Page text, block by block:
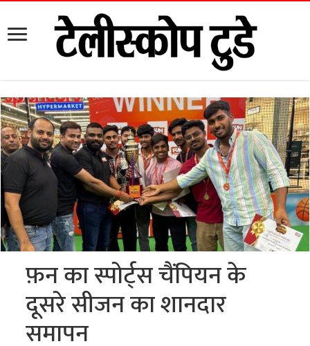
फ़न का स्पोर्ट्स चैंपियन के
दूसरे सीजन का शानदार
समापन